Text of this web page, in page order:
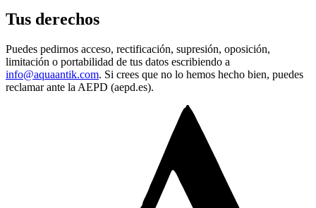
Tus derechos
Puedes pedirnos acceso, rectificación, supresión, oposición,
limitación o portabilidad de tus datos escribiendo a
info@aquaantik.com. Si crees que no lo hemos hecho bien, puedes
reclamar ante la AEPD (aepd.es).